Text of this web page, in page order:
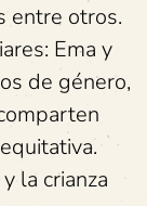
entre otros.
Ema y
de género,
la crianza